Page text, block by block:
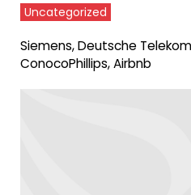
Uncategorized
Siemens, Deutsche
ConocoPhillips, Airbnb